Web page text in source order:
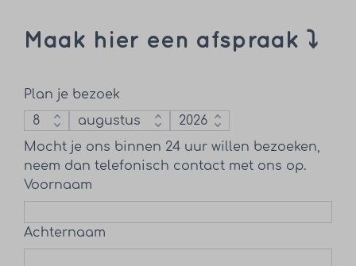
Maak hier een afspraak ⤵︎
Plan je bezoek
Mocht je ons binnen 24 uur willen bezoeken,
neem dan telefonisch contact met ons op.
Voornaam
Achternaam